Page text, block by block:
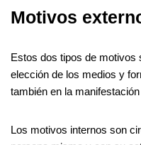
Motivos
Estos dos tipos de motivos
elección de los medios y
también en la
Los motivos internos son